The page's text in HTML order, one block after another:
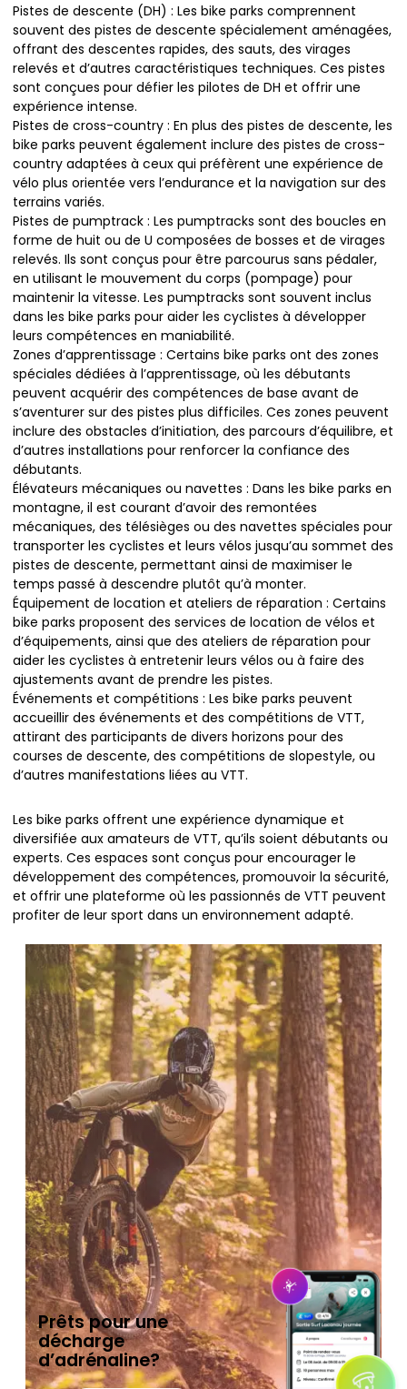
Pistes de descente (DH) : Les bike parks comprennent
souvent des pistes de descente spécialement aménagées,
offrant des descentes rapides, des sauts, des virages
relevés et d’autres caractéristiques techniques. Ces pistes
sont conçues pour défier les pilotes de DH et offrir une
expérience intense.
Pistes de cross-country : En plus des pistes de descente, les
bike parks peuvent également inclure des pistes de cross-
country adaptées à ceux qui préfèrent une expérience de
vélo plus orientée vers l’endurance et la navigation sur des
terrains variés.
Pistes de pumptrack : Les pumptracks sont des boucles en
forme de huit ou de U composées de bosses et de virages
relevés. Ils sont conçus pour être parcourus sans pédaler,
en utilisant le mouvement du corps (pompage) pour
maintenir la vitesse. Les pumptracks sont souvent inclus
dans les bike parks pour aider les cyclistes à développer
leurs compétences en maniabilité.
Zones d’apprentissage : Certains bike parks ont des zones
spéciales dédiées à l’apprentissage, où les débutants
peuvent acquérir des compétences de base avant de
s’aventurer sur des pistes plus difficiles. Ces zones peuvent
inclure des obstacles d’initiation, des parcours d’équilibre, et
d’autres installations pour renforcer la confiance des
débutants.
Élévateurs mécaniques ou navettes : Dans les bike parks en
montagne, il est courant d’avoir des remontées
mécaniques, des télésièges ou des navettes spéciales pour
transporter les cyclistes et leurs vélos jusqu’au sommet des
pistes de descente, permettant ainsi de maximiser le
temps passé à descendre plutôt qu’à monter.
Équipement de location et ateliers de réparation : Certains
bike parks proposent des services de location de vélos et
d’équipements, ainsi que des ateliers de réparation pour
aider les cyclistes à entretenir leurs vélos ou à faire des
ajustements avant de prendre les pistes.
Événements et compétitions : Les bike parks peuvent
accueillir des événements et des compétitions de VTT,
attirant des participants de divers horizons pour des
courses de descente, des compétitions de slopestyle, ou
d’autres manifestations liées au VTT.
Les bike parks offrent une expérience dynamique et
diversifiée aux amateurs de VTT, qu’ils soient débutants ou
experts. Ces espaces sont conçus pour encourager le
développement des compétences, promouvoir la sécurité,
et offrir une plateforme où les passionnés de VTT peuvent
profiter de leur sport dans un environnement adapté.
Prêts pour une
décharge
d’adrénaline?